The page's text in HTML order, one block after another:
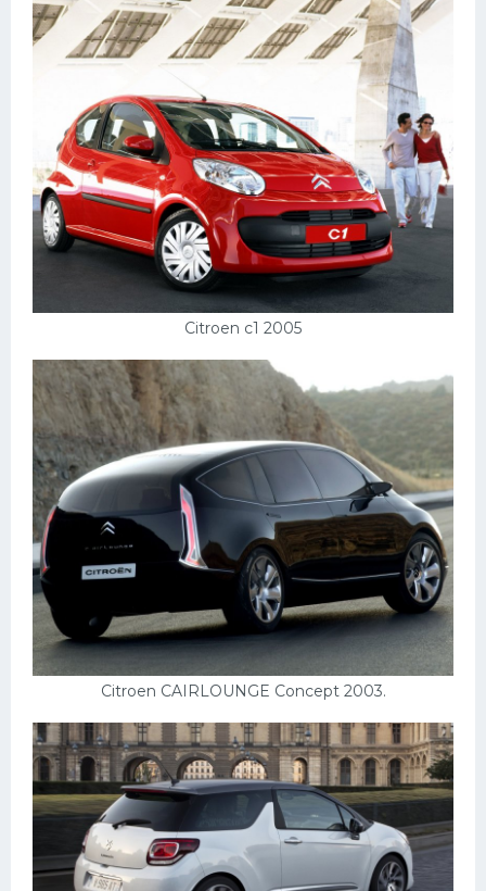
Citroen c1 2005
Citroen CAIRLOUNGE Concept 2003.